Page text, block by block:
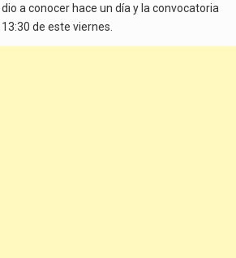
dio a conocer hace un día y la convocatoria
de este viernes.